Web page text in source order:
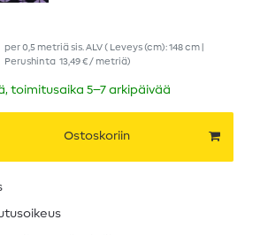
per0,5 metriäsis. ALV( Leveys (cm): 148 cm |
Perushinta 13,49 € / metriä)
toimitusaika 5–7 arkipäivää
Ostoskoriin